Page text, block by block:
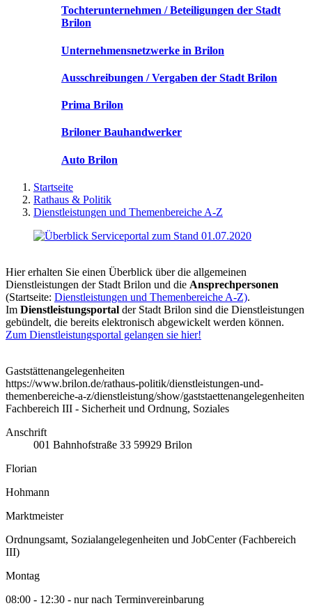
Tochterunternehmen / Beteiligungen der Stadt
Brilon
Unternehmensnetzwerke in Brilon
Ausschreibungen / Vergaben der Stadt Brilon
Prima Brilon
Briloner Bauhandwerker
Auto Brilon
Startseite
Rathaus & Politik
Dienstleistungen und Themenbereiche A-Z
Hier erhalten Sie einen Überblick über die allgemeinen
Dienstleistungen der Stadt Brilon und die Ansprechpersonen
(Startseite: Dienstleistungen und Themenbereiche A-Z).
Im Dienstleistungsportal der Stadt Brilon sind die Dienstleistungen
gebündelt, die bereits elektronisch abgewickelt werden können.
Zum Dienstleistungsportal gelangen sie hier!
Gaststättenangelegenheiten
https://www.brilon.de/rathaus-politik/dienstleistungen-und-
themenbereiche-a-z/dienstleistung/show/gaststaettenangelegenheiten
Fachbereich III - Sicherheit und Ordnung, Soziales
Anschrift
001 Bahnhofstraße 33 59929 Brilon
Florian
Hohmann
Marktmeister
Ordnungsamt, Sozialangelegenheiten und JobCenter (Fachbereich
III)
Montag
08:00 - 12:30 - nur nach Terminvereinbarung